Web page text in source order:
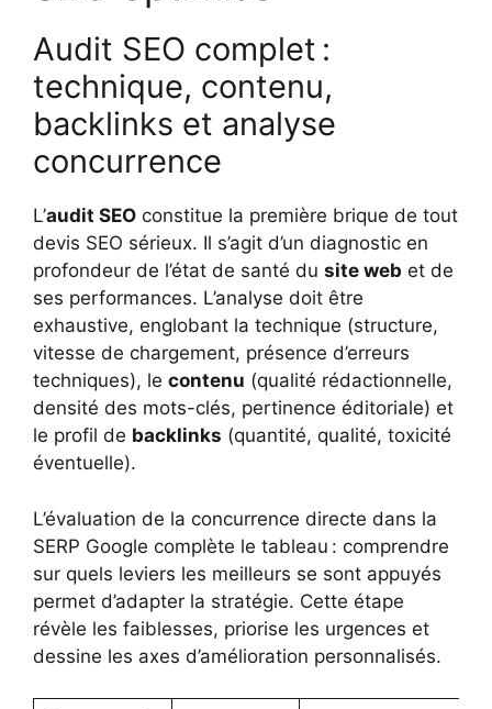
Audit SEO complet :
technique, contenu,
backlinks et analyse
concurrence
L’audit SEO constitue la première brique de tout
devis SEO sérieux. Il s’agit d’un diagnostic en
profondeur de l’état de santé du site web et de
ses performances. L’analyse doit être
exhaustive, englobant la technique (structure,
vitesse de chargement, présence d’erreurs
techniques), le contenu (qualité rédactionnelle,
densité des mots-clés, pertinence éditoriale) et
le profil de backlinks (quantité, qualité, toxicité
éventuelle).
L’évaluation de la concurrence directe dans la
SERP Google complète le tableau : comprendre
sur quels leviers les meilleurs se sont appuyés
permet d’adapter la stratégie. Cette étape
révèle les faiblesses, priorise les urgences et
dessine les axes d’amélioration personnalisés.